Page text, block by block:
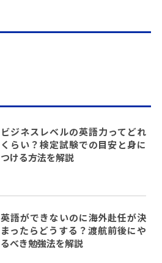
ビジネスレベルの英語力ってどれ
くらい？検定試験での目安と身に
つける方法を解説
英語ができないのに海外赴任が決
まったらどうする？渡航前後にや
るべき勉強法を解説